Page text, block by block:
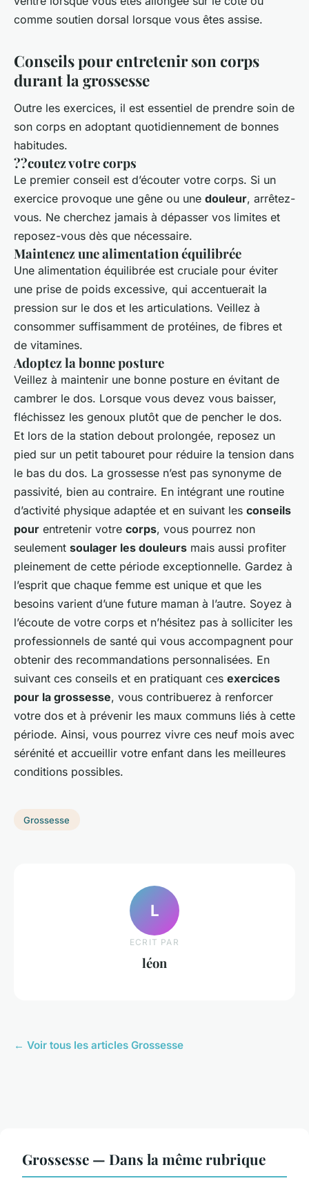
comme soutien dorsal lorsque vous êtes assise.
Conseils pour entretenir son corps
durant la grossesse
Outre les exercices, il est essentiel de prendre soin de
son corps en adoptant quotidiennement de bonnes
habitudes.
??coutez votre corps
Le premier conseil est d’écouter votre corps. Si un
exercice provoque une gêne ou une douleur, arrêtez-
vous. Ne cherchez jamais à dépasser vos limites et
reposez-vous dès que nécessaire.
Maintenez une alimentation équilibrée
Une alimentation équilibrée est cruciale pour éviter
une prise de poids excessive, qui accentuerait la
pression sur le dos et les articulations. Veillez à
consommer suffisamment de protéines, de fibres et
de vitamines.
Adoptez la bonne posture
Veillez à maintenir une bonne posture en évitant de
cambrer le dos. Lorsque vous devez vous baisser,
fléchissez les genoux plutôt que de pencher le dos.
Et lors de la station debout prolongée, reposez un
pied sur un petit tabouret pour réduire la tension dans
le bas du dos. La grossesse n’est pas synonyme de
passivité, bien au contraire. En intégrant une routine
d’activité physique adaptée et en suivant les conseils
pour entretenir votre corps, vous pourrez non
seulement soulager les douleurs mais aussi profiter
pleinement de cette période exceptionnelle. Gardez à
l’esprit que chaque femme est unique et que les
besoins varient d’une future maman à l’autre. Soyez à
l’écoute de votre corps et n’hésitez pas à solliciter les
professionnels de santé qui vous accompagnent pour
obtenir des recommandations personnalisées. En
suivant ces conseils et en pratiquant ces exercices
pour la grossesse, vous contribuerez à renforcer
votre dos et à prévenir les maux communs liés à cette
période. Ainsi, vous pourrez vivre ces neuf mois avec
sérénité et accueillir votre enfant dans les meilleures
conditions possibles.
Grossesse
L
ECRIT PAR
léon
← Voir tous les articles Grossesse
Grossesse — Dans la même rubrique